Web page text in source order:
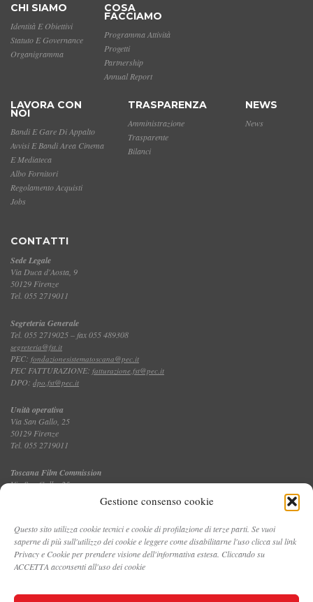
Gestione consenso cookie
Questo sito utilizza cookie tecnici e cookie di profilazione di terze parti. Se vuoi
saperne di più sull'utilizzo dei cookie e leggere come disabilitarne l'uso clicca sul link
Privacy e Cookie per prendere visione dell'informativa estesa. Cliccando su
ACCETTA acconsenti all'uso dei cookie
CHI SIAMO
Identità E Obiettivi
Statuto E Governance
Organigramma
COSA
FACCIAMO
Programma Attività
Progetti
Partnership
Annual Report
LAVORA CON
NOI
Bandi E Gare Di Appalto
Avvisi E Bandi Area Cinema
E Mediateca
Albo Fornitori
Regolamento Acquisti
Jobs
TRASPARENZA
Amministrazione
Trasparente
Bilanci
NEWS
News
CONTATTI
Sede Legale
Via Duca d'Aosta, 9
50129 Firenze
Tel. 055 2719011
Segreteria Generale
Tel. 055 2719025 – fax 055 489308
segreteria@fst.it
PEC: fondazionesistematoscana@pec.it
PEC FATTURAZIONE: fatturazione.fst@pec.it
DPO: dpo.fst@pec.it
Unità operativa
Via San Gallo, 25
50129 Firenze
Tel. 055 2719011
Toscana Film Commission
Via San Gallo, 25
Tel. 055 2719035 – fax 055 2719027
CONTATTI